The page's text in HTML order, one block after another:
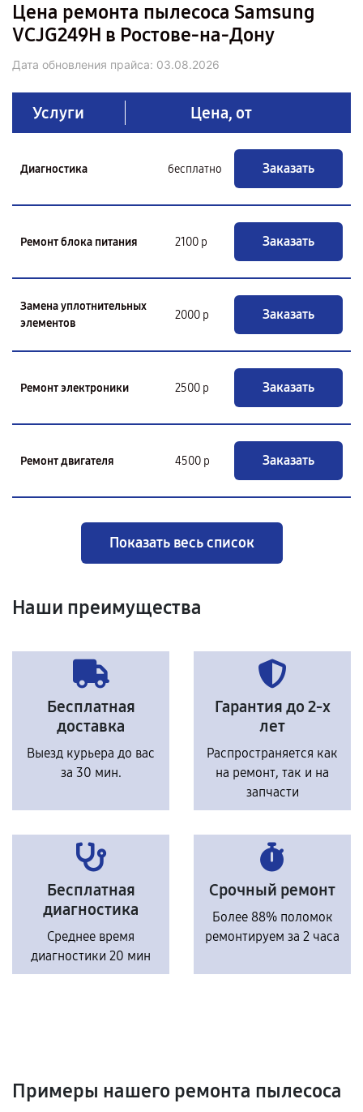
Цена ремонта пылесоса Samsung
VCJG249H в Ростове-на-Дону
Дата обновления прайса: 03.08.2026
Услуги Цена, от
Диагностика бесплатно Заказать
Ремонт блока питания 2100 р Заказать
Замена уплотнительных
элементов
2000 р Заказать
Ремонт электроники 2500 р Заказать
Ремонт двигателя 4500 р Заказать
Показать весь список
Наши преимущества
Бесплатная
доставка
Выезд курьера до вас
за 30 мин.
Гарантия до 2-х
лет
Распространяется как
на ремонт, так и на
запчасти
Бесплатная
диагностика
Среднее время
диагностики 20 мин
Срочный ремонт
Более 88% поломок
ремонтируем за 2 часа
Примеры нашего ремонта пылесоса